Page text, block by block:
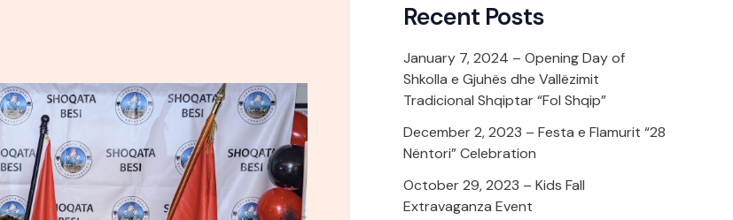
Recent Posts
January 7, 2024 – Opening Day of
Shkolla e Gjuhës dhe Vallëzimit
Tradicional Shqiptar “Fol Shqip”
December 2, 2023 – Festa e Flamurit “28
Nëntori” Celebration
October 29, 2023 – Kids Fall
Extravaganza Event